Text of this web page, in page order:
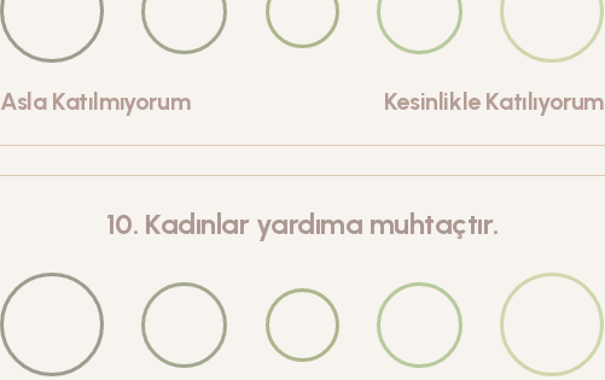
Asla Katılmıyorum Kesinlikle Katılıyorum
10. Kadınlar yardıma muhtaçtır.